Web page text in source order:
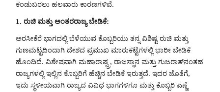
ಕಂಡುಬರಲು ಹಲವಾರು ಕಾರಣಗಳಿವೆ.
1. ರುಚಿ ಮತ್ತು ಅಂತರರಾಜ್ಯ ಬೇಡಿಕೆ:
ಅರಸೀಕೆರೆ ಭಾಗದಲ್ಲಿ ಬೆಳೆಯುವ ಕೊಬ್ಬರಿಯು ತನ್ನ ವಿಶಿಷ್ಟ ರುಚಿ ಮತ್ತು
ಗುಣಮಟ್ಟದಿಂದಾಗಿ ದೇಶದ ಪ್ರಮುಖ ಮಾರುಕಟ್ಟೆಗಳಲ್ಲಿ ಭಾರೀ ಬೇಡಿಕೆ
ಹೊಂದಿದೆ. ವಿಶೇಷವಾಗಿ ಮಹಾರಾಷ್ಟ್ರ, ರಾಜಸ್ಥಾನ ಮತ್ತು ಗುಜರಾತ್‌ನಂತಹ
ರಾಜ್ಯಗಳಲ್ಲಿ ಇಲ್ಲಿನ ಕೊಬ್ಬರಿಗೆ ಹೆಚ್ಚಿನ ಬೇಡಿಕೆ ಇರುತ್ತದೆ. ಇದರ ಜೊತೆಗೆ,
ಇದು ಸ್ಥಳೀಯವಾಗಿ ರಾಜ್ಯದ ವಿವಿಧ ಭಾಗಗಳಿಗೂ ಮತ್ತು ಕೊಬ್ಬರಿ ಎಣ್ಣೆ